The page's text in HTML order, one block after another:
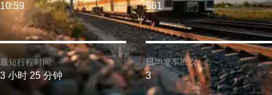
最短行程时间:
3 小时 25 分钟
10:59 $61
日均发车班次:
3